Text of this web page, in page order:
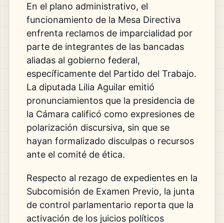
En el plano administrativo, el
funcionamiento de la Mesa Directiva
enfrenta reclamos de imparcialidad por
parte de integrantes de las bancadas
aliadas al gobierno federal,
específicamente del Partido del Trabajo.
La diputada Lilia Aguilar emitió
pronunciamientos que la presidencia de
la Cámara calificó como expresiones de
polarización discursiva, sin que se
hayan formalizado disculpas o recursos
ante el comité de ética.
Respecto al rezago de expedientes en la
Subcomisión de Examen Previo, la junta
de control parlamentario reporta que la
activación de los juicios políticos